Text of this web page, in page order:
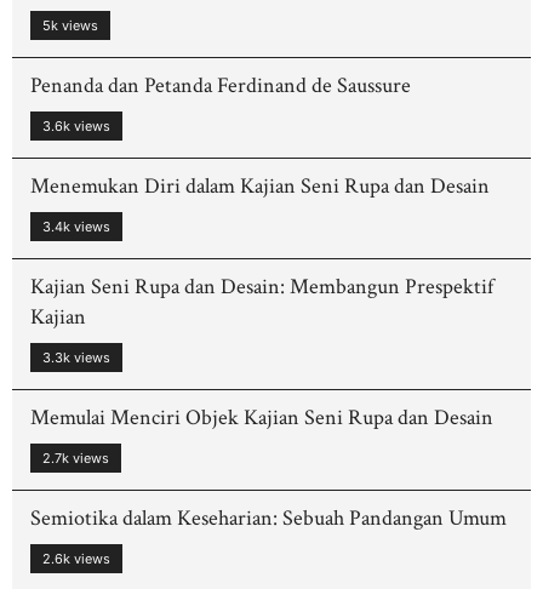
5k views
Penanda dan Petanda Ferdinand de Saussure
3.6k views
Menemukan Diri dalam Kajian Seni Rupa dan Desain
3.4k views
Kajian Seni Rupa dan Desain: Membangun Prespektif
Kajian
3.3k views
Memulai Menciri Objek Kajian Seni Rupa dan Desain
2.7k views
Semiotika dalam Keseharian: Sebuah Pandangan Umum
2.6k views